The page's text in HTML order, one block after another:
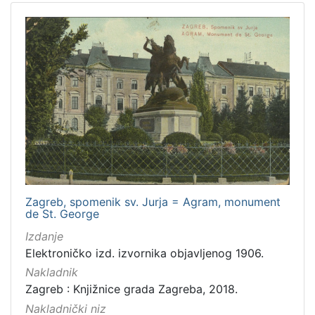
Zagreb, spomenik sv. Jurja = Agram, monument
de St. George
Izdanje
Elektroničko izd. izvornika objavljenog 1906.
Nakladnik
Zagreb : Knjižnice grada Zagreba, 2018.
Nakladnički niz